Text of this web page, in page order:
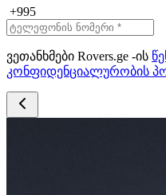
+995
ვეთანხმები Rovers.ge -ის
კონფიდენციალურობის